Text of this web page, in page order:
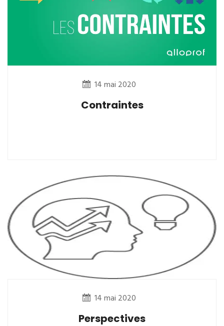
14 mai 2020
Contraintes
14 mai 2020
Perspectives